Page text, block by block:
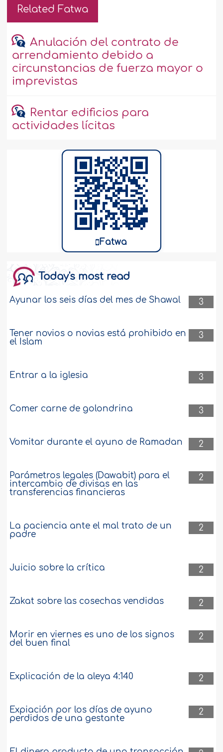
Related Fatwa
Anulación del contrato de
arrendamiento debido a
circunstancias de fuerza mayor o
imprevistas
Rentar edificios para
actividades lícitas
Fatwa
Today's most read
3
Ayunar los seis días del mes de Shawal
3
Tener novios o novias está prohibido en
el Islam
3
Entrar a la iglesia
3
Comer carne de golondrina
2
Vomitar durante el ayuno de Ramadan
2
Parámetros legales (Dawabit) para el
intercambio de divisas en las
transferencias financieras
2
La paciencia ante el mal trato de un
padre
2
Juicio sobre la crítica
2
Zakat sobre las cosechas vendidas
2
Morir en viernes es uno de los signos
del buen final
2
Explicación de la aleya 4:140
2
Expiación por los días de ayuno
perdidos de una gestante